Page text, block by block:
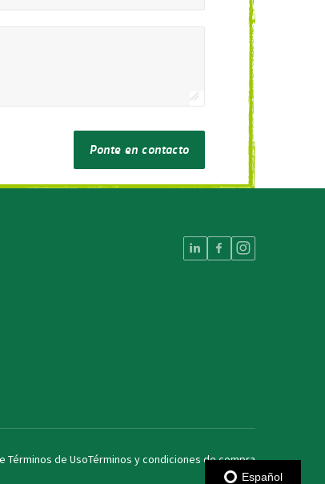
Ponte en contacto
Términos de UsoTérminos y condiciones de compra
Español